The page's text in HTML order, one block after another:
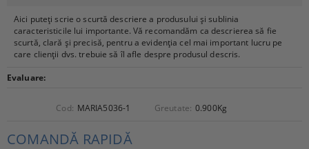
Aici puteți scrie o scurtă descriere a produsului și sublinia
caracteristicile lui importante. Vă recomandăm ca descrierea să fie
scurtă, clară și precisă, pentru a evidenția cel mai important lucru pe
care clienții dvs. trebuie să îl afle despre produsul descris.
Evaluare:
Cod: MARIA5036-1 Greutate: 0.900Kg
COMANDĂ RAPIDĂ